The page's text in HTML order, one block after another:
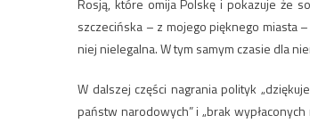
Rosją, które omija Polskę i pokazuje że
szczecińska – z mojego pięknego miasta
niej nielegalna. W tym samym czasie dla
W dalszej części nagrania polityk
państw narodowych” i „brak